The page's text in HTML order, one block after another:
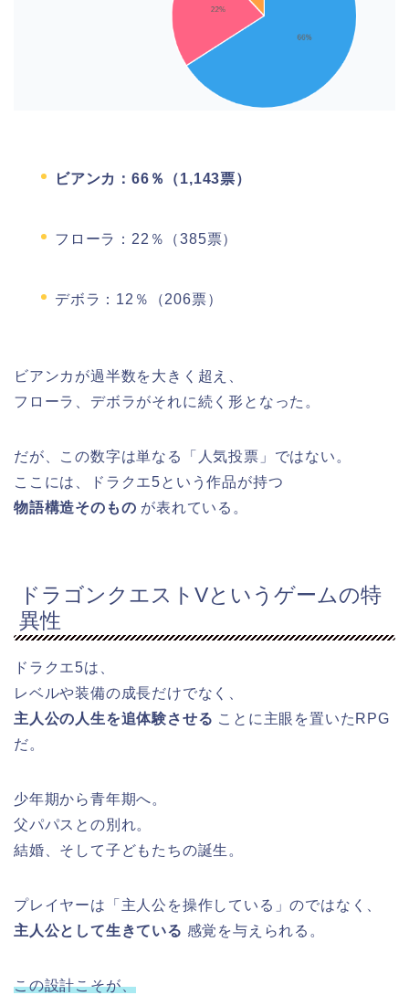
ビアンカ：66％（1,143票）
フローラ：22％（385票）
デボラ：12％（206票）
ビアンカが過半数を大きく超え、
フローラ、デボラがそれに続く形となった。
だが、この数字は単なる「人気投票」ではない。
ここには、ドラクエ5という作品が持つ
物語構造そのもの が表れている。
ドラゴンクエストVというゲームの特
異性
ドラクエ5は、
レベルや装備の成長だけでなく、
主人公の人生を追体験させる ことに主眼を置いたRPG
だ。
少年期から青年期へ。
父パパスとの別れ。
結婚、そして子どもたちの誕生。
プレイヤーは「主人公を操作している」のではなく、
主人公として生きている 感覚を与えられる。
この設計こそが、